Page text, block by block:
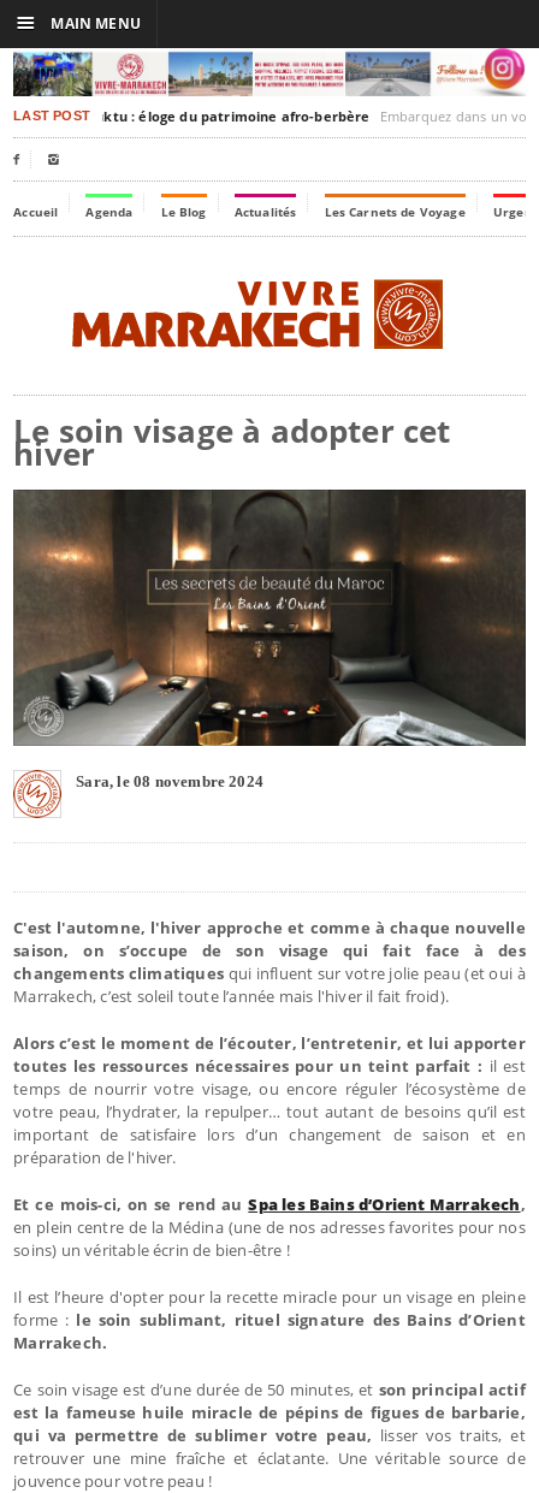
LAST POSTTimbuktu : éloge du patrimoine afro-berbère Embarquez dans un voyage culturel dans le
 
Accueil Agenda Le Blog Actualités Les Carnets de Voyage
Le soin visage à adopter cet
hiver
Sara, le 08 novembre 2024
C'est l'automne, l'hiver approche et comme à chaque nouvelle
saison, on s’occupe de son visage qui fait face à des
changements climatiques qui influent sur votre jolie peau (et oui à
Marrakech, c’est soleil toute l’année mais l'hiver il fait froid).
Alors c’est le moment de l’écouter, l’entretenir, et lui apporter
toutes les ressources nécessaires pour un teint parfait : il est
temps de nourrir votre visage, ou encore réguler l’écosystème de
votre peau, l’hydrater, la repulper… tout autant de besoins qu’il est
important de satisfaire lors d’un changement de saison et en
préparation de l'hiver.
Et ce mois-ci, on se rend auSpa les Bains d’Orient Marrakech,
en plein centre de la Médina (une de nos adresses favorites pour nos
soins) un véritable écrin de bien-être !
Il est l’heure d'opter pour la recette miracle pour un visage en pleine
forme : le soin sublimant, rituel signature des Bains d’Orient
Marrakech.
Ce soin visage est d’une durée de 50 minutes, et son principal actif
est la fameuse huile miracle de pépins de figues de barbarie,
qui va permettre de sublimer votre peau, lisser vos traits, et
retrouver une mine fraîche et éclatante. Une véritable source de
jouvence pour votre peau !
☰ MAIN MENU